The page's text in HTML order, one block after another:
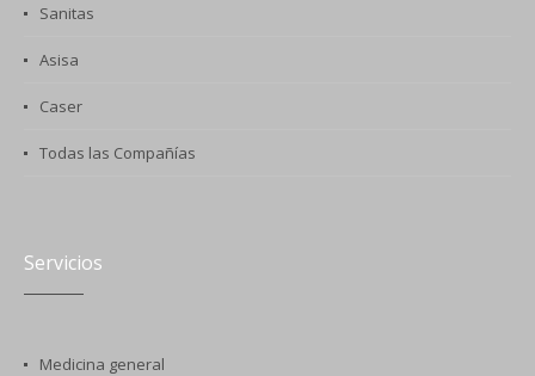
Sanitas
Asisa
Caser
Todas las Compañías
Servicios
Medicina general